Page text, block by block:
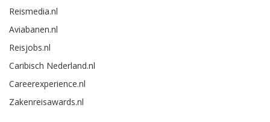
Reismedia.nl
Aviabanen.nl
Reisjobs.nl
Caribisch Nederland.nl
Careerexperience.nl
Zakenreisawards.nl